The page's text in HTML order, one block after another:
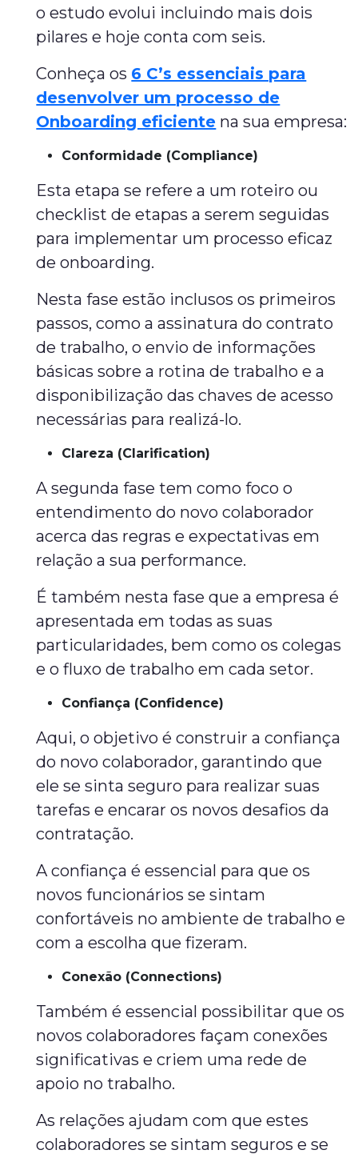
o estudo evolui incluindo mais dois
pilares e hoje conta com seis.
Conheça os 6 C’s essenciais para
desenvolver um processo de
Onboarding eficiente na sua empresa:
Conformidade (Compliance)
Esta etapa se refere a um roteiro ou
checklist de etapas a serem seguidas
para implementar um processo eficaz
de onboarding.
Nesta fase estão inclusos os primeiros
passos, como a assinatura do contrato
de trabalho, o envio de informações
básicas sobre a rotina de trabalho e a
disponibilização das chaves de acesso
necessárias para realizá-lo.
Clareza (Clarification)
A segunda fase tem como foco o
entendimento do novo colaborador
acerca das regras e expectativas em
relação a sua performance.
É também nesta fase que a empresa é
apresentada em todas as suas
particularidades, bem como os colegas
e o fluxo de trabalho em cada setor.
Confiança (Confidence)
Aqui, o objetivo é construir a confiança
do novo colaborador, garantindo que
ele se sinta seguro para realizar suas
tarefas e encarar os novos desafios da
contratação.
A confiança é essencial para que os
novos funcionários se sintam
confortáveis no ambiente de trabalho e
com a escolha que fizeram.
Conexão (Connections)
Também é essencial possibilitar que os
novos colaboradores façam conexões
significativas e criem uma rede de
apoio no trabalho.
As relações ajudam com que estes
colaboradores se sintam seguros e se